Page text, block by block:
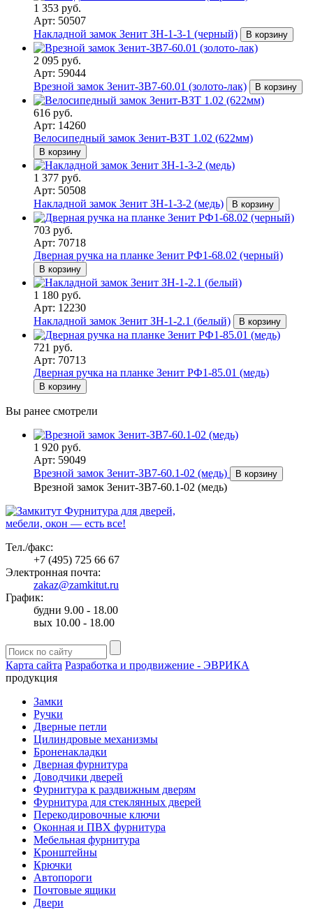
1 353 руб.
Арт: 50507
Накладной замок Зенит ЗН-1-3-1 (черный)
В корзину
2 095 руб.
Арт: 59044
Врезной замок Зенит-ЗВ7-60.01 (золото-лак)
В корзину
616 руб.
Арт: 14260
Велосипедный замок Зенит-ВЗТ 1.02 (622мм)
В корзину
1 377 руб.
Арт: 50508
Накладной замок Зенит ЗН-1-3-2 (медь)
В корзину
703 руб.
Арт: 70718
Дверная ручка на планке Зенит РФ1-68.02 (черный)
В корзину
1 180 руб.
Арт: 12230
Накладной замок Зенит ЗН-1-2.1 (белый)
В корзину
721 руб.
Арт: 70713
Дверная ручка на планке Зенит РФ1-85.01 (медь)
В корзину
Вы ранее смотрели
1 920 руб.
Арт: 59049
Врезной замок Зенит-ЗВ7-60.1-02 (медь)
В корзину
Врезной замок Зенит-ЗВ7-60.1-02 (медь)
Фурнитура для дверей,
мебели, окон — есть все!
Тел./факс:
+7 (495) 725 66 67
Электронная почта:
zakaz@zamkitut.ru
График:
будни 9.00 - 18.00
вых 10.00 - 18.00
Карта сайта Разработка и продвижение - ЭВРИКА
продукция
Замки
Ручки
Дверные петли
Цилиндровые механизмы
Броненакладки
Дверная фурнитура
Доводчики дверей
Фурнитура к раздвижным дверям
Фурнитура для стеклянных дверей
Перекодировочные ключи
Оконная и ПВХ фурнитура
Мебельная фурнитура
Кронштейны
Крючки
Автопороги
Почтовые ящики
Двери